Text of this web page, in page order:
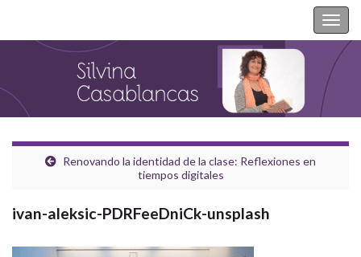
Renovando la identidad de la clase: Reflexiones en
tiempos digitales
ivan-aleksic-PDRFeeDniCk-unsplash